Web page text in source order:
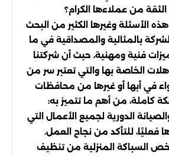
من عملاءها الكرام؟
الأسئلة وغيرها الكثير من البحث
بالمثالية والمصداقية في ما
فنية ومهنية، حيث أن شركتنا
الخاصة بها والتي تعتبر سر من
في أبها أو غيرها من محافظات
كاملة، من أهم ما تتميز به:
الدورية لجميع الأعمال التي
فعليًا، للتأكد من نجاح العمل.
يخص السباكة المنزلية من تنظيف